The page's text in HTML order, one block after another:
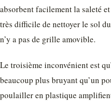
absorbent facilement la saleté
très difficile de nettoyer le sol
n’y a pas de grille amovible.
Le troisième inconvénient est
beaucoup plus bruyant qu’un
poulailler en plastique